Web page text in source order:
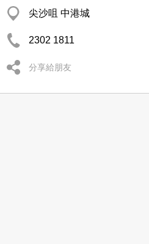
尖沙咀 中港城
2302 1811
分享給朋友